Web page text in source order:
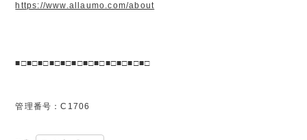
https://www.allaumo.com/about
■□■□■□■□■□■□■□■□■□■□■□■□
管理番号：C1706